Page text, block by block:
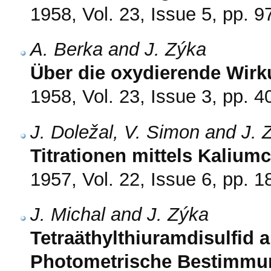
1958, Vol. 23, Issue 5, pp.
A. Berka and J. Zýka
Über die oxydierende
1958, Vol. 23, Issue 3, pp.
J. Doležal, V. Simon and J.
Titrationen mittels
1957, Vol. 22, Issue 6, pp.
J. Michal and J. Zýka
Tetraäthylthiuramdisulfid
Photometrische